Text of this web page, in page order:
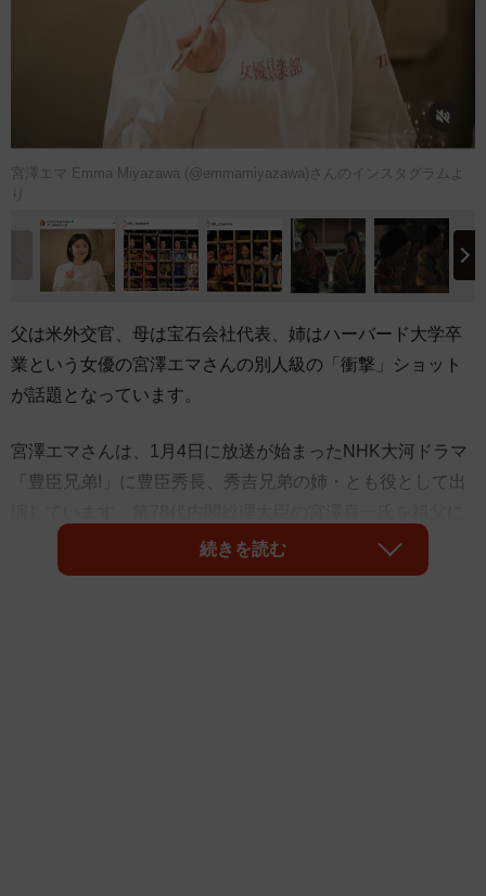
宮澤エマ Emma Miyazawa (@emmamiyazawa)さんのインスタグラムよ
り
父は米外交官、母は宝石会社代表、姉はハーバード大学卒
業という女優の宮澤エマさんの別人級の「衝撃」ショット
が話題となっています。
宮澤エマさんは、1月4日に放送が始まったNHK大河ドラマ
「豊臣兄弟!」に豊臣秀長、秀吉兄弟の姉・とも役として出
持つエマさんが、大河ドラマ公式インスタグラムにて数々
の撮影中のシーンが公開されました。
続きを読む